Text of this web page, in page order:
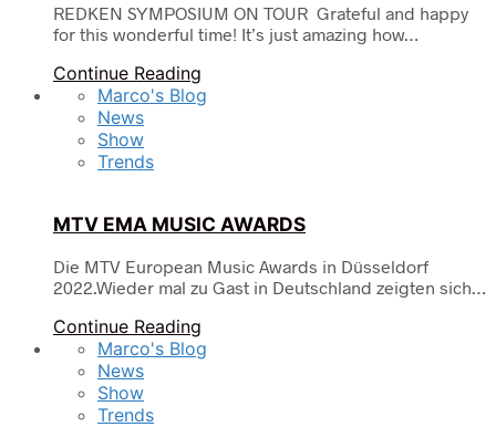
REDKEN SYMPOSIUM ON TOUR Grateful and happy
for this wonderful time! It’s just amazing how…
Continue Reading
Marco's Blog
News
Show
Trends
MTV EMA MUSIC AWARDS
Die MTV European Music Awards in Düsseldorf
2022.Wieder mal zu Gast in Deutschland zeigten sich…
Continue Reading
Marco's Blog
News
Show
Trends